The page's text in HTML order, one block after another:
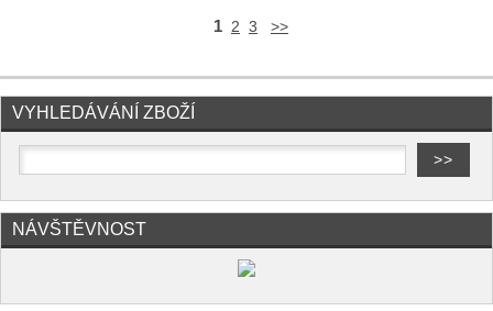
1 2 3 >>
VYHLEDÁVÁNÍ ZBOŽÍ
NÁVŠTĚVNOST